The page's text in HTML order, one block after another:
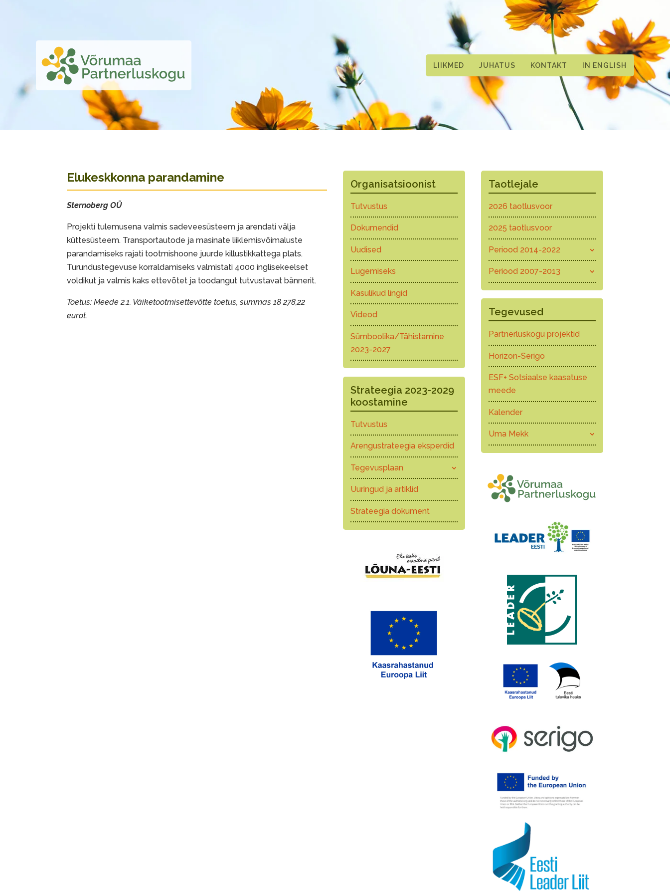
LIIKMED JUHATUS KONTAKT IN ENGLISH
Elukeskkonna parandamine
Sternoberg OÜ
Projekti tulemusena valmis sadeveesüsteem ja arendati välja
küttesüsteem. Transportautode ja masinate liiklemisvõimaluste
parandamiseks rajati tootmishoone juurde killustikkattega plats.
Turundustegevuse korraldamiseks valmistati 4000 inglisekeelset
voldikut ja valmis kaks ettevõtet ja toodangut tutvustavat bännerit.
Toetus: Meede 2.1. Väiketootmisettevõtte toetus, summas 18 278,22
eurot.
Organisatsioonist
Tutvustus
Dokumendid
Uudised
Lugemiseks
Kasulikud lingid
Videod
Sümboolika/Tähistamine
2023-2027
Strateegia 2023-2029
koostamine
Tutvustus
Arengustrateegia eksperdid
Tegevusplaan
Uuringud ja artiklid
Strateegia dokument
Taotlejale
2026 taotlusvoor
2025 taotlusvoor
Periood 2014-2022
Periood 2007-2013
Tegevused
Partnerluskogu projektid
Horizon-Serigo
ESF+ Sotsiaalse kaasatuse
meede
Kalender
Uma Mekk